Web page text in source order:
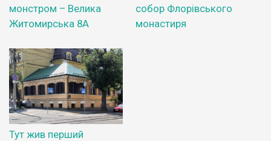
монстром – Велика
Житомирська 8А
собор Флорівського
монастиря
Тут жив перший